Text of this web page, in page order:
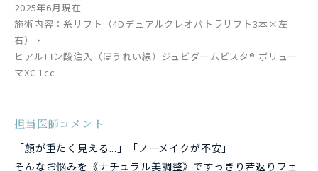
2025年6月現在
施術内容：糸リフト（4Dデュアルクレオパトラリフト3本×左
右）・
ヒアルロン酸注入（ほうれい線）ジュビダームビスタ® ボリュー
マXC 1cc
担当医師コメント
「顔が重たく見える...」「ノーメイクが不安」
そんなお悩みを《ナチュラル美調整》ですっきり若返りフェ